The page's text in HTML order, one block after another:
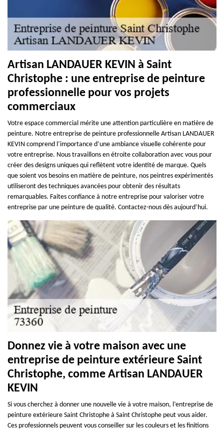
Artisan LANDAUER KEVIN à Saint
Christophe : une entreprise de peinture
professionnelle pour vos projets
commerciaux
Votre espace commercial mérite une attention particulière en matière de
peinture. Notre entreprise de peinture professionnelle Artisan LANDAUER
KEVIN comprend l’importance d’une ambiance visuelle cohérente pour
votre entreprise. Nous travaillons en étroite collaboration avec vous pour
créer des designs uniques qui reflètent votre identité de marque. Quels
que soient vos besoins en matière de peinture, nos peintres expérimentés
utiliseront des techniques avancées pour obtenir des résultats
remarquables. Faites confiance à notre entreprise pour valoriser votre
entreprise par une peinture de qualité. Contactez-nous dès aujourd’hui.
Donnez vie à votre maison avec une
entreprise de peinture extérieure Saint
Christophe, comme Artisan LANDAUER
KEVIN
Si vous cherchez à donner une nouvelle vie à votre maison, l’entreprise de
peinture extérieure Saint Christophe à Saint Christophe peut vous aider.
Ces professionnels peuvent vous conseiller sur les couleurs et les finitions